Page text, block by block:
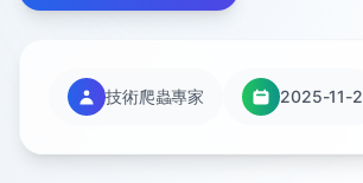
技術爬蟲專家 2025-11-2